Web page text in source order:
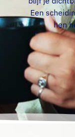
Een
hen